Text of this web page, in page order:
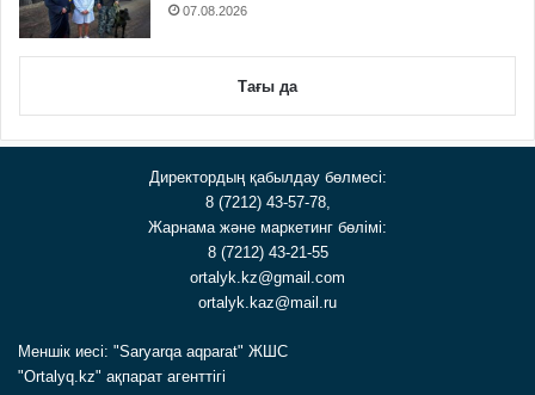
07.08.2026
Тағы да
Директордың қабылдау бөлмесі:
8 (7212) 43-57-78,
Жарнама және маркетинг бөлімі:
8 (7212) 43-21-55
ortalyk.kz@gmail.com
ortalyk.kaz@mail.ru
Меншік иесі: "Saryarqa aqparat" ЖШС
"Ortalyq.kz" ақпарат агенттігі